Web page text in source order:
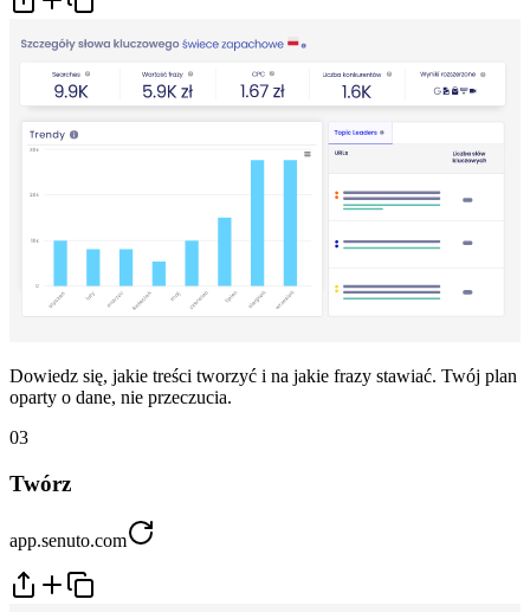
Dowiedz się, jakie treści tworzyć i na jakie frazy stawiać. Twój plan
oparty o dane, nie przeczucia.
03
Twórz
app.senuto.com